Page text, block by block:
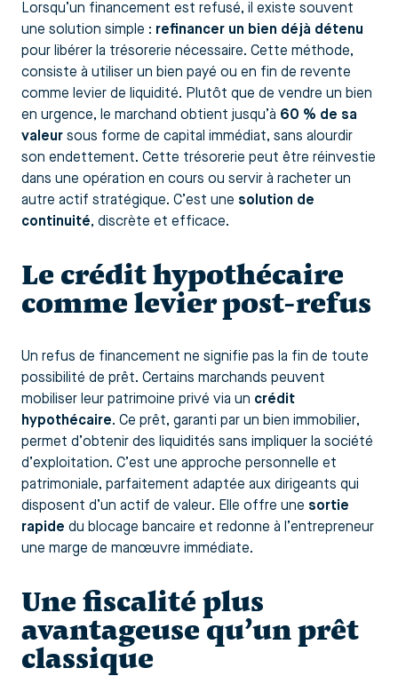
Lorsqu’un financement est refusé, il existe souvent
une solution simple : refinancer un bien déjà détenu
pour libérer la trésorerie nécessaire. Cette méthode,
consiste à utiliser un bien payé ou en fin de revente
comme levier de liquidité. Plutôt que de vendre un bien
en urgence, le marchand obtient jusqu’à 60 % de sa
valeur sous forme de capital immédiat, sans alourdir
son endettement. Cette trésorerie peut être réinvestie
dans une opération en cours ou servir à racheter un
autre actif stratégique. C’est une solution de
continuité, discrète et efficace.
Le crédit hypothécaire
comme levier post-refus
Un refus de financement ne signifie pas la fin de toute
possibilité de prêt. Certains marchands peuvent
mobiliser leur patrimoine privé via un crédit
hypothécaire. Ce prêt, garanti par un bien immobilier,
permet d’obtenir des liquidités sans impliquer la société
d’exploitation. C’est une approche personnelle et
patrimoniale, parfaitement adaptée aux dirigeants qui
disposent d’un actif de valeur. Elle offre une sortie
rapide du blocage bancaire et redonne à l’entrepreneur
une marge de manœuvre immédiate.
Une fiscalité plus
avantageuse qu’un prêt
classique